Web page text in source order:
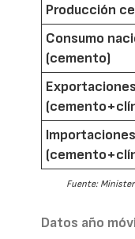
Producción
Consumo
(cemento)
Exportaciones
Importaciones
Fuente:
Datos año